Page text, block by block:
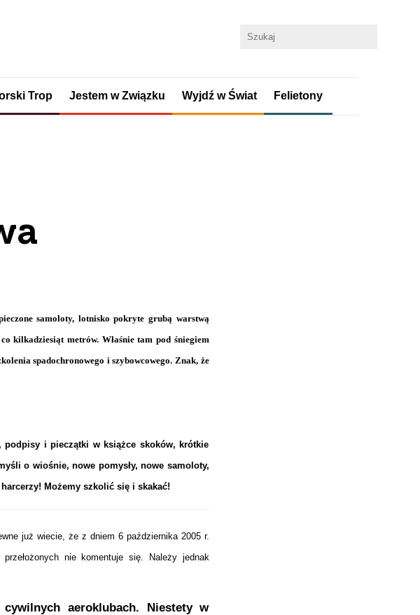
Trop Jestem w Związku Wyjdź w Świat Felietony
samoloty, lotnisko pokryte grubą warstwą
kilkadziesiąt metrów. Właśnie tam pod śniegiem
spadochronowego i szybowcowego. Znak, że
podpisy i pieczątki w książce skoków, krótkie
o wiośnie, nowe pomysły, nowe samoloty,
Możemy szkolić się i skakać!
już wiecie, że z dniem 6 października 2005 r.
nie komentuje się. Należy jednak
aeroklubach. Niestety w